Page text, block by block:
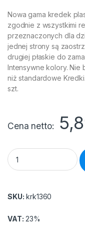
Nowa gama kredek
zgodnie z wszystkimi
przeznaczonych dla
jednej strony są
drugiej płaskie do
Intensywne kolory. Nie
niż standardowe
szt.
Cena netto
Kredki COLORPEPS
SKU: krk1360
VAT: 23%